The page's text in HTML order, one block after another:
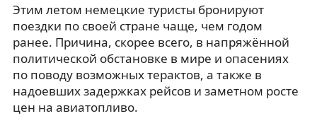
Этим летом немецкие туристы бронируют
поездки по своей стране чаще, чем годом
ранее. Причина, скорее всего, в напряжённой
политической обстановке в мире и опасениях
по поводу возможных терактов, а также в
надоевших задержках рейсов и заметном росте
цен на авиатопливо.